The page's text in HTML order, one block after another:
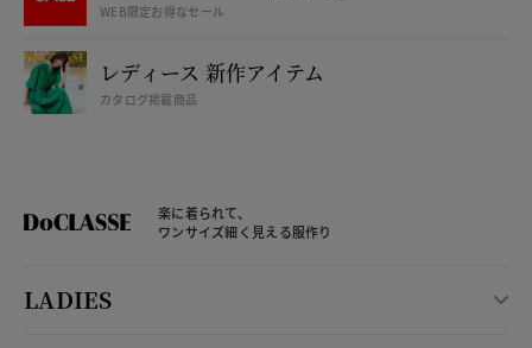
WEB限定お得なセール
レディース 新作アイテム
カタログ掲載商品
楽に着られて、
ワンサイズ細く見える服作り
LADIES